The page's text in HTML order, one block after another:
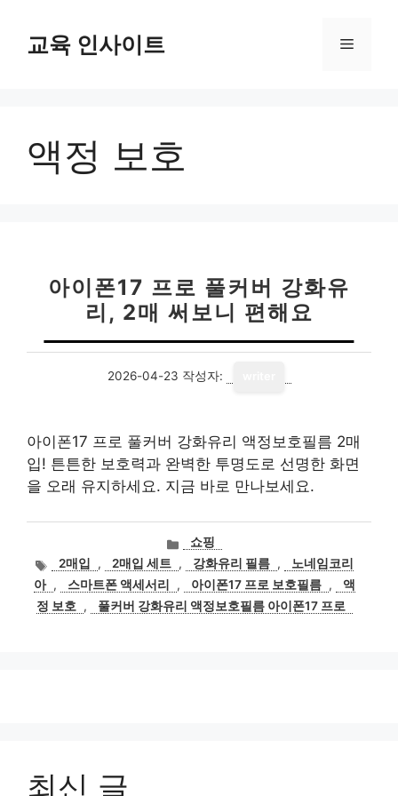
교육 인사이트 메
액정 보호
아이폰17 프로 풀커버 강화유
리, 2매 써보니 편해요
2026-04-23 작성자:
아이폰17 프로 풀커버 강화유리 액정보호필름 2매
입! 튼튼한 보호력과 완벽한 투명도로 선명한 화면
을 오래 유지하세요. 지금 바로 만나보세요.
카
테
고
리
쇼핑
태2매입 , 2매입 세트 , 강화유리 필름 ,
노네임코리
아 , 스마트폰 액세서리 , 아이폰17 프로 보호필름 ,
액
정 보호
, 풀커버 강화유리 액정보호필름 아이폰17 프로
최신 글